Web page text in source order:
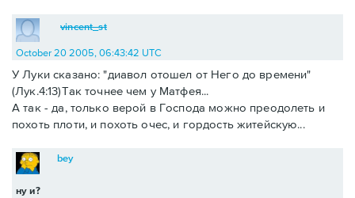
vincent_st
October 20 2005, 06:43:42 UTC
У Луки сказано: "диавол отошел от Него до времени"
(Лук.4:13)Так точнее чем у Матфея...
А так - да, только верой в Господа можно преодолеть и
похоть плоти, и похоть очес, и гордость житейскую...
ну и?
bey